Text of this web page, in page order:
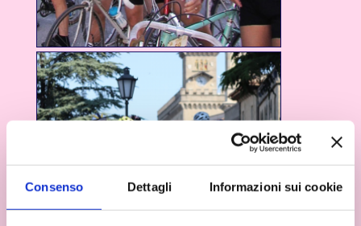
Consenso Dettagli Informazioni sui cookie